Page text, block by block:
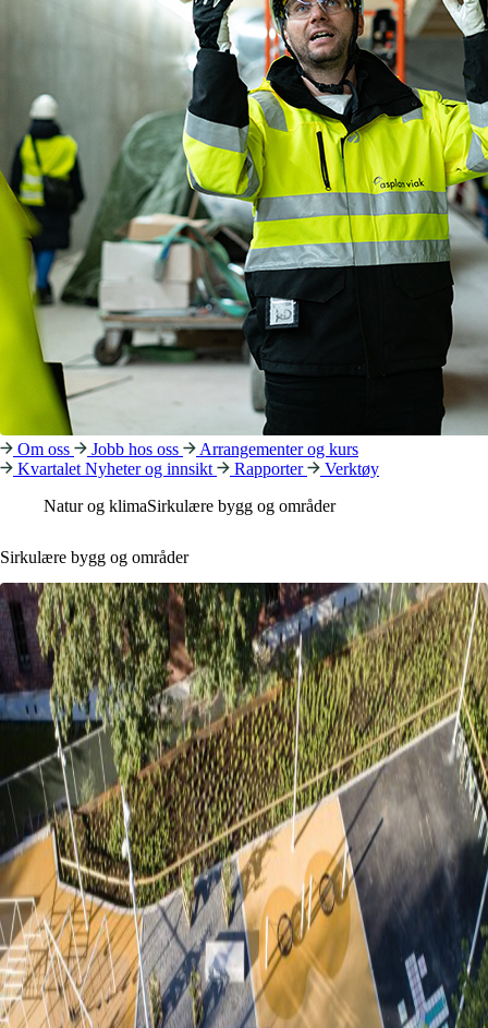
Om oss Jobb hos oss
Arrangementer og kurs
Kvartalet Nyheter og innsikt Rapporter
Verktøy
Natur og klimaSirkulære bygg og områder
Sirkulære bygg og områder